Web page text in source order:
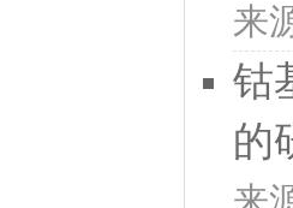
来
钴
的